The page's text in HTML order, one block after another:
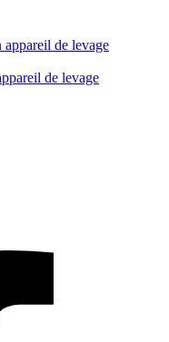
appareil de levage
de levage